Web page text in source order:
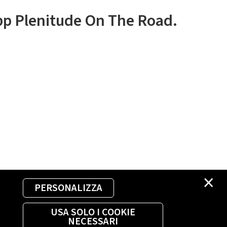
×
PERSONALIZZA
USA SOLO I COOKIE
NECESSARI
Plenitude On The Road.